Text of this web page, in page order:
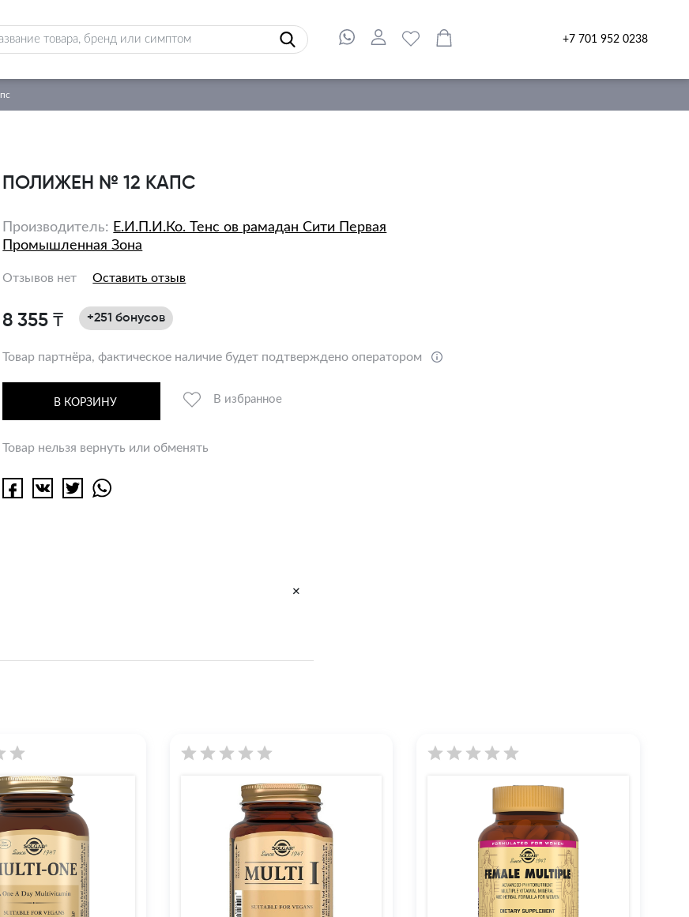
+7 701 952 0238
ПОЛИЖЕН № 12 КАПС
Производитель: Е.И.П.И.Ко. Тенс ов рамадан Сити Первая
Промышленная Зона
Отзывов нет Оставить отзыв
8 355 ₸ +251 бонусов
Товар партнёра, фактическое наличие будет подтверждено оператором
В КОРЗИНУ В избранное
Товар нельзя вернуть или обменять
+